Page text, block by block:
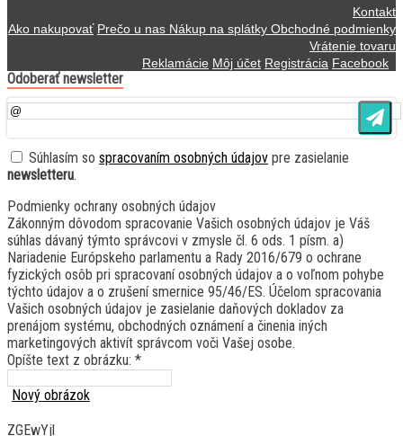
Kontakt
Ako nakupovať Prečo u nas Nákup na splátky Obchodné podmienky
Vrátenie tovaru
Reklamácie Môj účet Registrácia Facebook
Odoberať newsletter
Súhlasím so spracovaním osobných údajov pre zasielanie
newsletteru.
Podmienky ochrany osobných údajov
Zákonným dôvodom spracovanie Vašich osobných údajov je Váš
súhlas dávaný týmto správcovi v zmysle čl. 6 ods. 1 písm. a)
Nariadenie Európskeho parlamentu a Rady 2016/679 o ochrane
fyzických osôb pri spracovaní osobných údajov a o voľnom pohybe
týchto údajov a o zrušení smernice 95/46/ES. Účelom spracovania
Vašich osobných údajov je zasielanie daňových dokladov za
prenájom systému, obchodných oznámení a činenia iných
marketingových aktivít správcom voči Vašej osobe.
Opíšte text z obrázku: *
Nový obrázok
ZGEwYjl